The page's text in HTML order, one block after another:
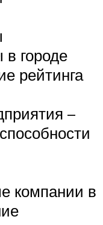
в городе
рейтинга
–
компании в